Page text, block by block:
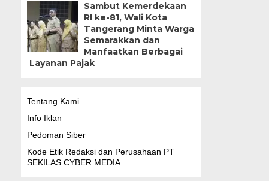
Sambut Kemerdekaan
RI ke-81, Wali Kota
Tangerang Minta Warga
Semarakkan dan
Manfaatkan Berbagai
Layanan Pajak
Tentang Kami
Info Iklan
Pedoman Siber
Kode Etik Redaksi dan Perusahaan PT
SEKILAS CYBER MEDIA